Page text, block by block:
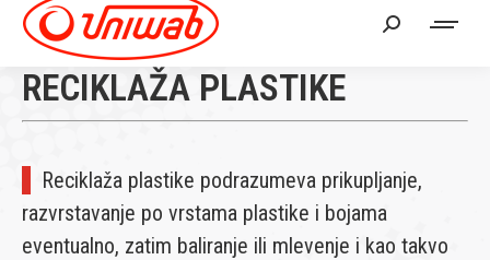
Search:
RECIKLAŽA PLASTIKE
Reciklaža plastike podrazumeva prikupljanje,
razvrstavanje po vrstama plastike i bojama
eventualno, zatim baliranje ili mlevenje i kao takvo